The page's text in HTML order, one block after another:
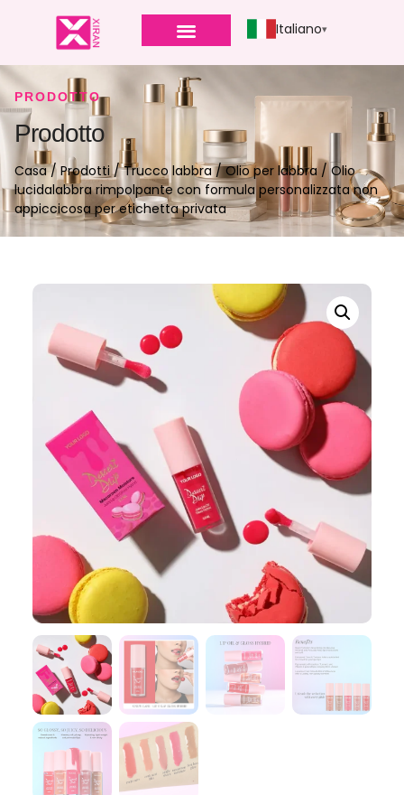
Italiano
PRODOTTO
Prodotto
Casa/ Prodotti/Trucco labbra/Olio per labbra/ Olio
lucidalabbra rimpolpante con formula personalizzata non
appiccicosa per etichetta privata